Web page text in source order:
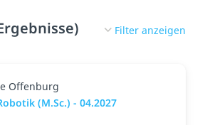
Filter anzeigen
Offenburg
(M.Sc.) - 04.2027